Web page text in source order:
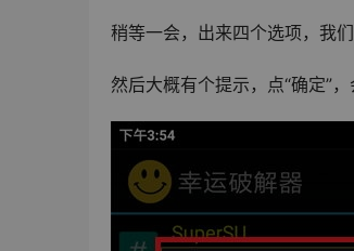
稍等一会，出来四个选项，我
然后大概有个提示，点“确定”